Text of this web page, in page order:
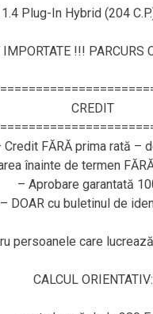
Plug-In Hybrid (204
IMPORTATE !!! PARCURS
CREDIT
Credit FĂRĂ prima rată –
înainte de termen
– Aprobare garantată
– DOAR cu buletinul de
persoanele care
CALCUL ORIENTATIV: